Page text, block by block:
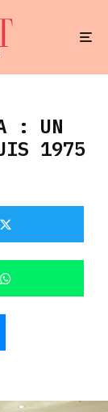
: UN
1975